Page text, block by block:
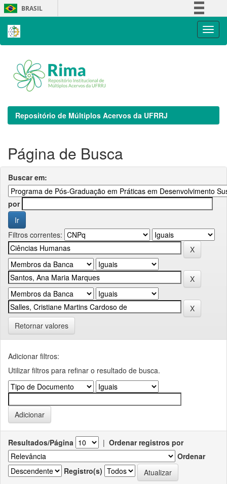
Skip
navigation
BRASIL
Repositório de Múltiplos Acervos da UFRRJ
Página de Busca
Buscar em:
por
Filtros correntes:
Retornar valores
Adicionar filtros:
Utilizar filtros para refinar o resultado de busca.
Resultados/Página | Ordenar registros por
Ordenar
Registro(s)